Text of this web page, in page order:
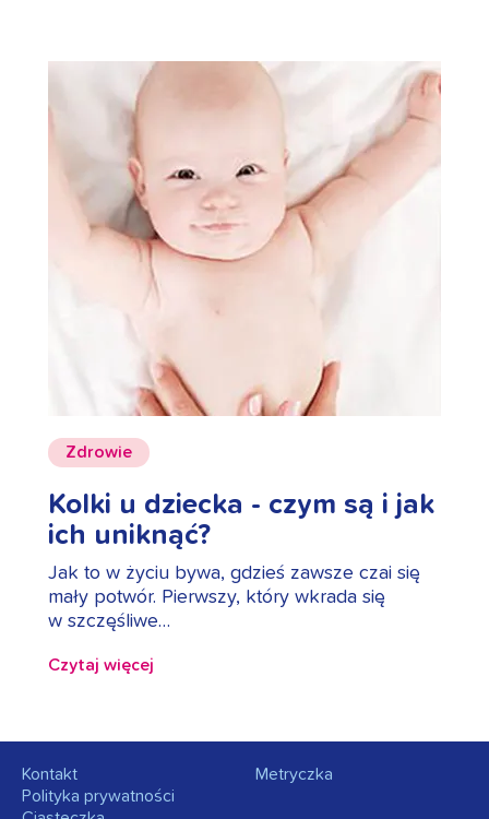
Zdrowie
Kolki u dziecka - czym są i jak
ich uniknąć?
Jak to w życiu bywa, gdzieś zawsze czai się
mały potwór. Pierwszy, który wkrada się
w szczęśliwe…
Czytaj więcej
Kontakt
Polityka prywatności
Metryczka